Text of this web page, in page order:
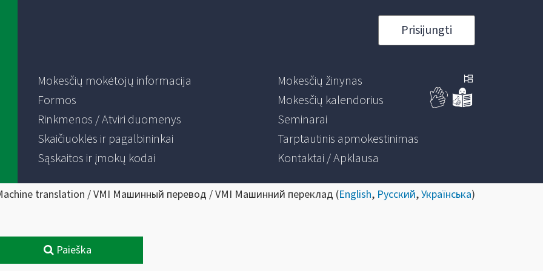
Prisijungti
Mokesčių mokėtojų informacija
Formos
Rinkmenos / Atviri duomenys
Skaičiuoklės ir pagalbininkai
Sąskaitos ir įmokų kodai
Mokesčių žinynas
Mokesčių kalendorius
Seminarai
Tarptautinis apmokestinimas
Kontaktai / Apklausa
translation / VMI Машинный перевод / VMI Машинний переклад (English, Русский,Українська)
Paieška